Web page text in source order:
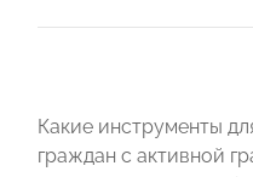
Какие инструменты
граждан с активной